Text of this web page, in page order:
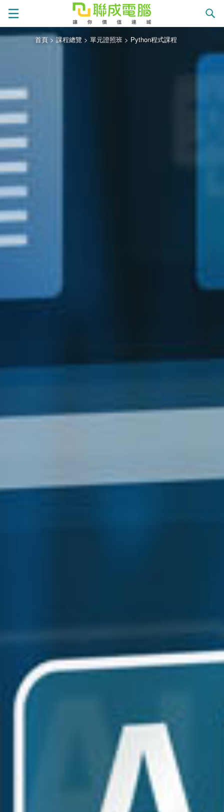
首頁 >課程總覽 > 單元證照班 > Python程式課程